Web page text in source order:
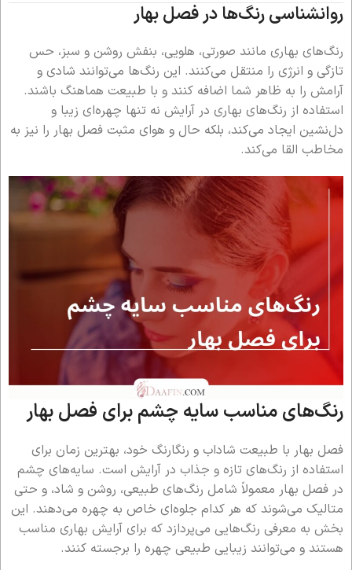
روانشناسی رنگ‌ها در فصل بهار
رنگ‌های بهاری مانند صورتی، هلویی، بنفش روشن و سبز، حس
تازگی و انرژی را منتقل می‌کنند. این رنگ‌ها می‌توانند شادی و
آرامش را به ظاهر شما اضافه کنند و با طبیعت هماهنگ باشند.
استفاده از رنگ‌های بهاری در آرایش نه تنها چهره‌ای زیبا و
دل‌نشین ایجاد می‌کند، بلکه حال و هوای مثبت فصل بهار را نیز به
مخاطب القا می‌کند.
رنگ‌های مناسب سایه چشم برای فصل بهار
فصل بهار با طبیعت شاداب و رنگارنگ خود، بهترین زمان برای
استفاده از رنگ‌های تازه و جذاب در آرایش است. سایه‌های چشم
در فصل بهار معمولاً شامل رنگ‌های طبیعی، روشن و شاد، و حتی
متالیک می‌شوند که هر کدام جلوه‌ای خاص به چهره می‌دهند. این
بخش به معرفی رنگ‌هایی می‌پردازد که برای آرایش بهاری مناسب
هستند و می‌توانند زیبایی طبیعی چهره را برجسته کنند.